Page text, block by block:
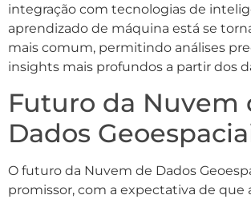
integração com tecnologias de
aprendizado de máquina está se
mais comum, permitindo análises
insights mais profundos a partir dos
Futuro da Nuvem
Dados
O futuro da Nuvem de Dados
promissor, com a expectativa de que